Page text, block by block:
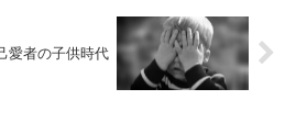
愛者の子供時代